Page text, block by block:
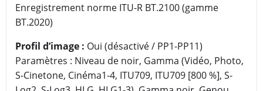
Enregistrement norme ITU-R BT.2100 (gamme
BT.2020)
Profil d’image : Oui (désactivé / PP1-PP11)
Paramètres : Niveau de noir, Gamma (Vidéo, Photo,
S-Cinetone, Cinéma1-4, ITU709, ITU709 [800 %], S-